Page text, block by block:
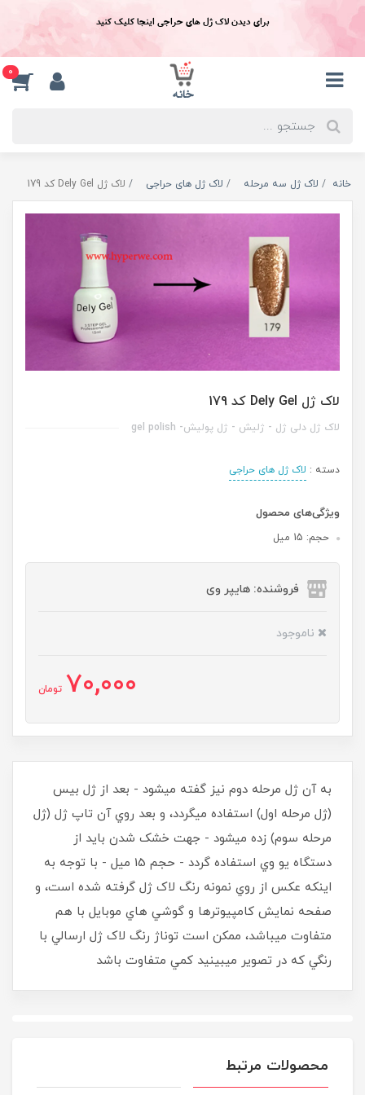
برای دیدن لاک ژل های حراجی اینجا کلیک کنید
0
خانه لاک ژل سه مرحله لاک ژل های حراجی لاک ژل Dely Gel کد 179
لاک ژل Dely Gel کد 179
لاک ژل دلی ژل - ژلیش - ژل پولیش- gel polish
دسته : لاک ژل های حراجی
ویژگی‌های محصول
حجم: 15 میل
فروشنده: هایپر وی
ناموجود
70,000 تومان
به آن ژل مرحله دوم نيز گفته ميشود - بعد از ژل بيس
(ژل مرحله اول) استفاده ميگردد، و بعد روي آن تاپ ژل (ژل
مرحله سوم) زده ميشود - جهت خشک شدن بايد از
دستگاه يو وي استفاده گردد - حجم 15 ميل - با توجه به
اينکه عکس از روي نمونه رنگ لاک ژل گرفته شده است، و
صفحه نمايش کامپيوترها و گوشي هاي موبايل با هم
متفاوت ميباشد، ممکن است توناژ رنگ لاک ژل ارسالي با
رنگي که در تصوير ميبينيد کمي متفاوت باشد
محصولات مرتبط